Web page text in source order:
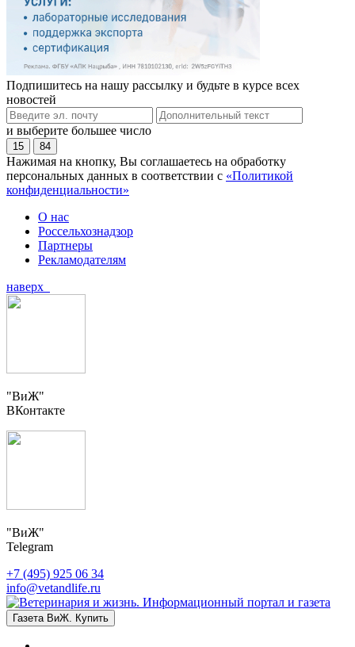
Подпишитесь на нашу рассылку и будьте в курсе всех
новостей
и выберите большее число
15 84
Нажимая на кнопку, Вы соглашаетесь на обработку
персональных данных в соответствии с «Политикой
конфиденциальности»
О нас
Россельхознадзор
Партнеры
Рекламодателям
наверх
"ВиЖ"
ВКонтакте
"ВиЖ"
Telegram
+7 (495) 925 06 34
info@vetandlife.ru
Газета ВиЖ. Купить